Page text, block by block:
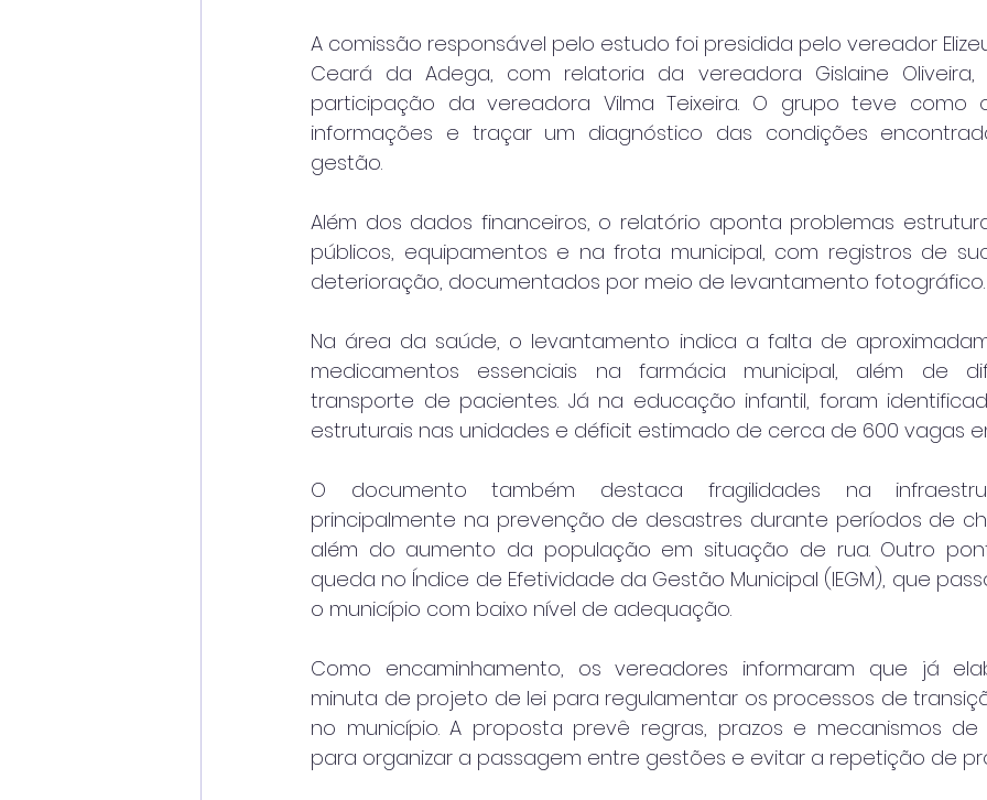
A comissão responsável pelo estudo foi presidida pelo vereador
Ceará da Adega, com relatoria da vereadora Gislaine
participação da vereadora Vilma Teixeira. O grupo teve como
informações e traçar um diagnóstico das condições
gestão.
Além dos dados financeiros, o relatório aponta problemas
públicos, equipamentos e na frota municipal, com registros de
deterioração, documentados por meio de levantamento fotográfico.
Na área da saúde, o levantamento indica a falta de
medicamentos essenciais na farmácia municipal, além de
transporte de pacientes. Já na educação infantil, foram
estruturais nas unidades e déficit estimado de cerca de 600 vagas
O documento também destaca fragilidades na
principalmente na prevenção de desastres durante períodos de
além do aumento da população em situação de rua. Outro
queda no Índice de Efetividade da Gestão Municipal (IEGM), que
o município com baixo nível de adequação.
Como encaminhamento, os vereadores informaram que já
minuta de projeto de lei para regulamentar os processos de
no município. A proposta prevê regras, prazos e mecanismos de
para organizar a passagem entre gestões e evitar a repetição de